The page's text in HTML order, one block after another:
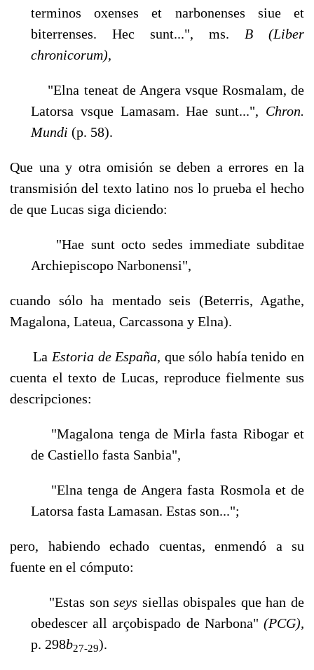
terminos oxenses et narbonenses siue et
biterrenses. Hec sunt...", ms. B (Liber
chronicorum),
"Elna teneat de Angera vsque Rosmalam, de
Latorsa vsque Lamasam. Hae sunt...", Chron.
Mundi (p. 58).
Que una y otra omisión se deben a errores en la
transmisión del texto latino nos lo prue­ba el hecho
de que Lucas siga diciendo:
"Hae sunt octo sedes immediate subditae
Archiepiscopo Narbonensi",
cuando sólo ha mentado seis (Beterris, Agathe,
Magalona, Lateua, Carcassona y Elna).
La Estoria de España, que sólo había tenido en
cuenta el texto de Lucas, reproduce fielmente sus
descripciones:
"Magalona tenga de Mirla fasta Ribogar et
de Castiello fasta Sanbia",
"Elna tenga de Angera fasta Rosmola et de
Latorsa fasta Lamasan. Estas son...";
pero, habiendo echado cuentas, enmendó a su
fuente en el cómputo:
"Estas sonseys siellas obispales que han de
obedescer all arçobispado de Narbona" (PCG),
p. 298b27-29).